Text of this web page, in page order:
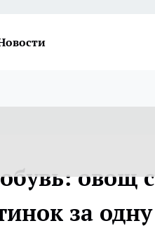
овощ с
за одну